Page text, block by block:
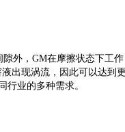
外，GM在摩擦状态下工
出现涡流，因此可以达到
行业的多种需求。